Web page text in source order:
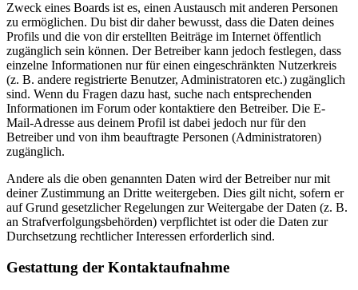
Zweck eines Boards ist es, einen Austausch mit anderen Personen
zu ermöglichen. Du bist dir daher bewusst, dass die Daten deines
Profils und die von dir erstellten Beiträge im Internet öffentlich
zugänglich sein können. Der Betreiber kann jedoch festlegen, dass
einzelne Informationen nur für einen eingeschränkten Nutzerkreis
(z. B. andere registrierte Benutzer, Administratoren etc.) zugänglich
sind. Wenn du Fragen dazu hast, suche nach entsprechenden
Informationen im Forum oder kontaktiere den Betreiber. Die E-
Mail-Adresse aus deinem Profil ist dabei jedoch nur für den
Betreiber und von ihm beauftragte Personen (Administratoren)
zugänglich.
Andere als die oben genannten Daten wird der Betreiber nur mit
deiner Zustimmung an Dritte weitergeben. Dies gilt nicht, sofern er
auf Grund gesetzlicher Regelungen zur Weitergabe der Daten (z. B.
an Strafverfolgungsbehörden) verpflichtet ist oder die Daten zur
Durchsetzung rechtlicher Interessen erforderlich sind.
Gestattung der Kontaktaufnahme